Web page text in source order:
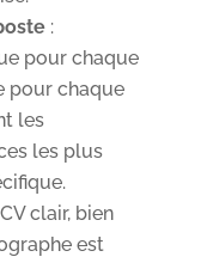
:
pour chaque
pour chaque
les
les plus
clair, bien
est